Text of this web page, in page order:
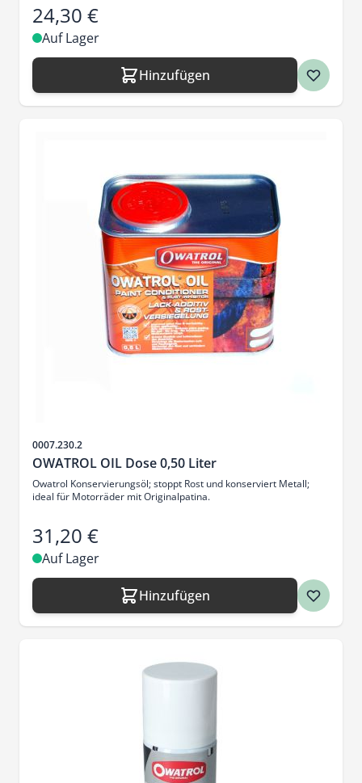
24,30 €
Auf Lager
Hinzufügen
Artikelnr.
0007.230.2
OWATROL OIL Dose 0,50 Liter
Owatrol Konservierungsöl; stoppt Rost und konserviert Metall;
ideal für Motorräder mit Originalpatina.
31,20 €
Auf Lager
Hinzufügen